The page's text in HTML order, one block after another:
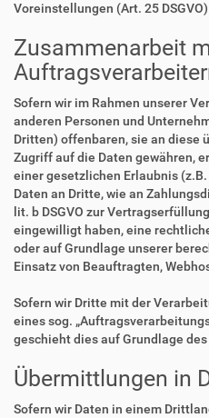
Voreinstellungen (Art. 25
Zusammenarbeit
Sofern wir im Rahmen unserer
anderen Personen und
Dritten) offenbaren, sie an diese
Zugriff auf die Daten gewähren,
einer gesetzlichen Erlaubnis
Daten an Dritte, wie an
lit. b DSGVO zur
eingewilligt haben, eine
oder auf Grundlage unserer
Einsatz von Beauftragten,
Sofern wir Dritte mit der
eines sog.
geschieht dies auf Grundlage des
Übermittlungen in
Sofern wir Daten in einem